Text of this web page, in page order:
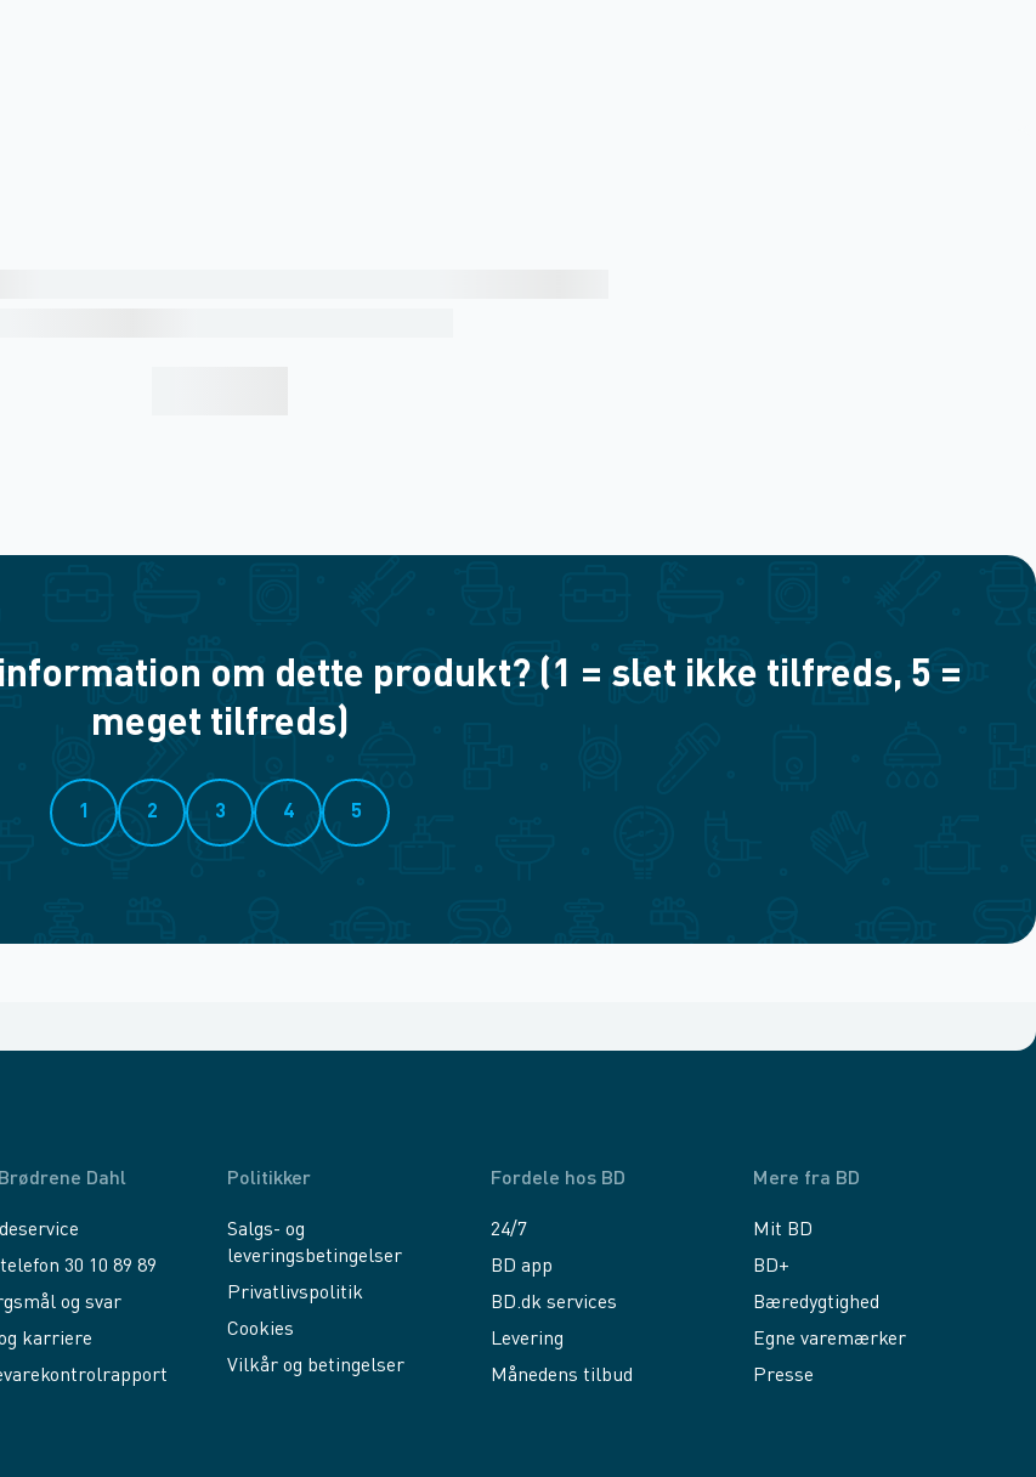
om dette produkt? (1 = slet ikke tilfreds, 5 =
meget tilfreds)
1 2 3 4 5
Dahl
30 10 89 89
og svar
karriere
Politikker
Salgs- og
leveringsbetingelser
Privatlivspolitik
Cookies
Vilkår og betingelser
Fordele hos BD
24/7
BD app
BD.dk services
Levering
Månedens tilbud
Mere fra BD
Mit BD
BD+
Bæredygtighed
Egne varemærker
Presse